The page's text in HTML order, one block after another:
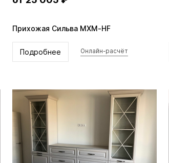
Прихожая Сильва MXM-HF
Подробнее Онлайн-расчёт